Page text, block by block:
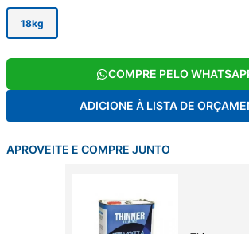
18kg
COMPRE PELO
ADICIONE À LISTA DE
APROVEITE E COMPRE JUNTO